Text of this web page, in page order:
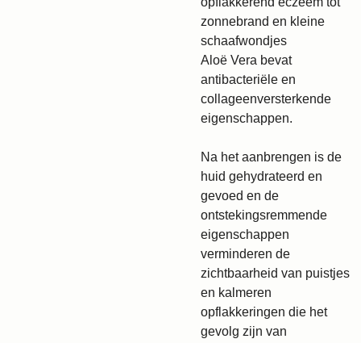
zonnebrand en kleine
schaafwondjes
Aloë Vera bevat
antibacteriële en
collageenversterkende
eigenschappen.
Na het aanbrengen is de
huid gehydrateerd en
gevoed en de
ontstekingsremmende
eigenschappen
verminderen de
zichtbaarheid van puistjes
en kalmeren
opflakkeringen die het
gevolg zijn van